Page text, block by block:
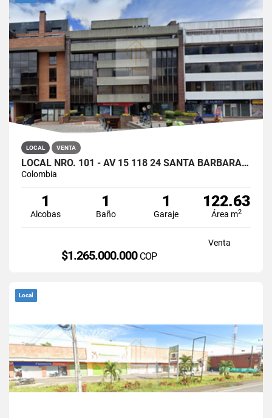
LOCAL VENTA
LOCAL NRO. 101 - AV 15 118 24 SANTA BARBARA, BOGOTÁ
Colombia
1
Alcobas
1
Baño
1
Garaje
122.63
Área m2
Venta
$1.265.000.000 COP
Local